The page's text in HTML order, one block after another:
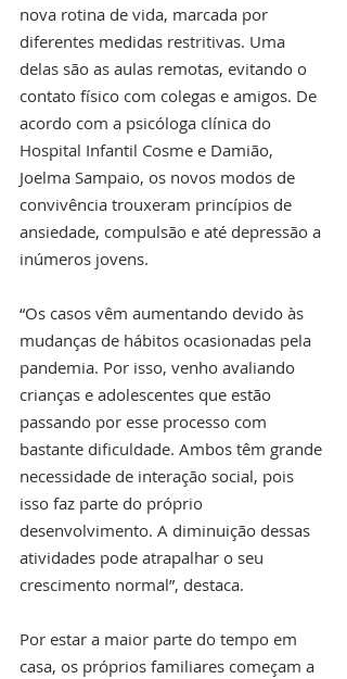
nova rotina de vida, marcada por
diferentes medidas restritivas. Uma
delas são as aulas remotas, evitando o
contato físico com colegas e amigos. De
acordo com a psicóloga clínica do
Hospital Infantil Cosme e Damião,
Joelma Sampaio, os novos modos de
convivência trouxeram princípios de
ansiedade, compulsão e até depressão a
inúmeros jovens.
“Os casos vêm aumentando devido às
mudanças de hábitos ocasionadas pela
pandemia. Por isso, venho avaliando
crianças e adolescentes que estão
passando por esse processo com
bastante dificuldade. Ambos têm grande
necessidade de interação social, pois
isso faz parte do próprio
desenvolvimento. A diminuição dessas
atividades pode atrapalhar o seu
crescimento normal”, destaca.
Por estar a maior parte do tempo em
casa, os próprios familiares começam a